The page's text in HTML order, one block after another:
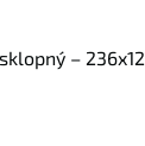
sklopný –